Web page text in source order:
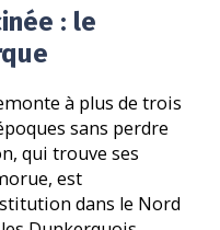
: le
à plus de trois
sans perdre
qui trouve ses
est
dans le Nord